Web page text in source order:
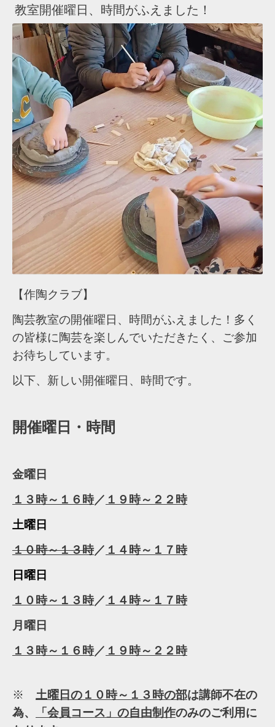
教室開催曜日、時間がふえました！
【作陶クラブ】
陶芸教室の開催曜日、時間がふえました！多く
の皆様に陶芸を楽しんでいただきたく、ご参加
お待ちしています。
以下、新しい開催曜日、時間です。
開催曜日・時間
金曜日
１３時～１６時／ １９時～２２時
土曜日
１０時～１３時／ １４時～１７時
日曜日
１０時～１３時／ １４時～１７時
月曜日
１３時～１６時／ １９時～２２時
※ 土曜日の１０時～１３時の部は講師不在の
為、
「会員コース」の自由制作のみのご利用に